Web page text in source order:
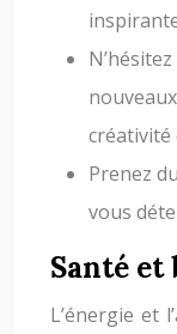
créativité
Prenez
vous
Santé
L’énergie et